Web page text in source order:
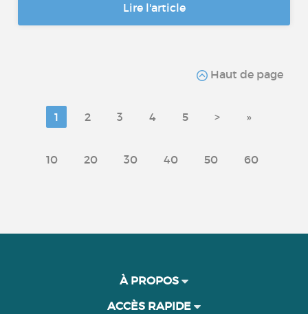
Lire l'article
Haut de page
1 2 3 4 5 > »
10 20 30 40 50 60
À PROPOS
ACCÈS RAPIDE